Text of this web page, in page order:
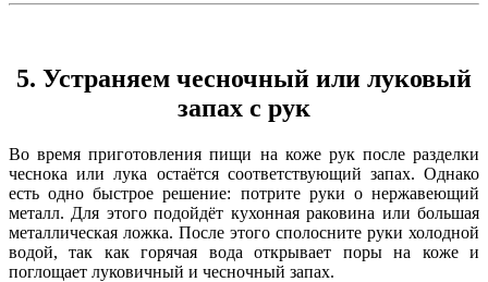
5. Устраняем чесночный или луковый
запах с рук
Во время приготовления пищи на коже рук после разделки
чеснока или лука остаётся соответствующий запах. Однако
есть одно быстрое решение: потрите руки о нержавеющий
металл. Для этого подойдёт кухонная раковина или большая
металлическая ложка. После этого сполосните руки холодной
водой, так как горячая вода открывает поры на коже и
поглощает луковичный и чесночный запах.